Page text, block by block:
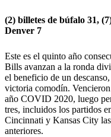
(2) billetes de búfalo 31,
Denver 7
Este es el quinto año
Bills avanzan a la ronda
el beneficio de un
victoria comodín.
año COVID 2020, luego
tres, incluidos los partidos
Cincinnati y Kansas City
anteriores.